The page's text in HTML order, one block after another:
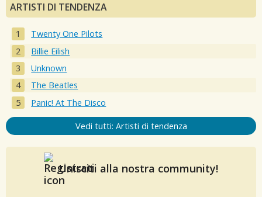
ARTISTI DI TENDENZA
Twenty One Pilots
Billie Eilish
Unknown
The Beatles
Panic! At The Disco
Vedi tutti: Artisti di tendenza
Unisciti alla nostra community!